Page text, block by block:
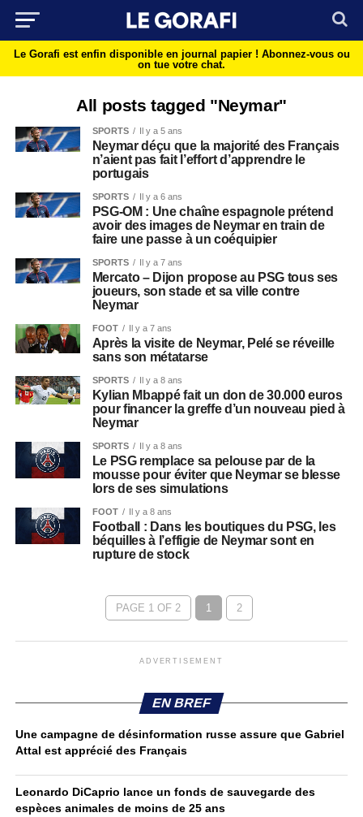
Le Gorafi est enfin disponible en journal papier ! Abonnez-vous ou
on tue votre chat.
All posts tagged "Neymar"
SPORTS Il y a 5 ans
Neymar déçu que la majorité des Français
n’aient pas fait l’effort d’apprendre le
portugais
SPORTS Il y a 6 ans
PSG-OM : Une chaîne espagnole prétend
avoir des images de Neymar en train de
faire une passe à un coéquipier
SPORTS Il y a 7 ans
Mercato – Dijon propose au PSG tous ses
joueurs, son stade et sa ville contre
Neymar
FOOT Il y a 7 ans
Après la visite de Neymar, Pelé se réveille
sans son métatarse
SPORTS Il y a 8 ans
Kylian Mbappé fait un don de 30.000 euros
pour financer la greffe d’un nouveau pied à
Neymar
SPORTS Il y a 8 ans
Le PSG remplace sa pelouse par de la
mousse pour éviter que Neymar se blesse
lors de ses simulations
FOOT Il y a 8 ans
Football : Dans les boutiques du PSG, les
béquilles à l’effigie de Neymar sont en
rupture de stock
PAGE 1 OF 2 1 2
ADVERTISEMENT
EN BREF
Une campagne de désinformation russe assure que Gabriel
Attal est apprécié des Français
Leonardo DiCaprio lance un fonds de sauvegarde des
espèces animales de moins de 25 ans